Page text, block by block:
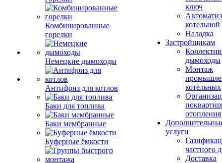
Комбинированные
горелки
Немецкие дымоходы
Антифриз для котлов
Баки для топлива
Баки мембранные
Буферные ёмкости
ключ
котельной
Наладка
Застройщикам
дымоходы
Монтаж
котельных
отопления
услуги
частного
Доставка